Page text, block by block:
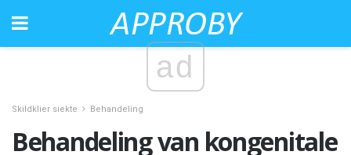
ad
Skildklier siekte Behandeling
Behandeling van kongenitale